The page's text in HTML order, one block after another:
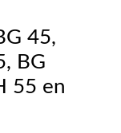
45,
BG
55 en